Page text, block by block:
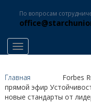
По вопросам
Toggle navigation
Главная
Forbes
прямой эфир
новые стандарты от